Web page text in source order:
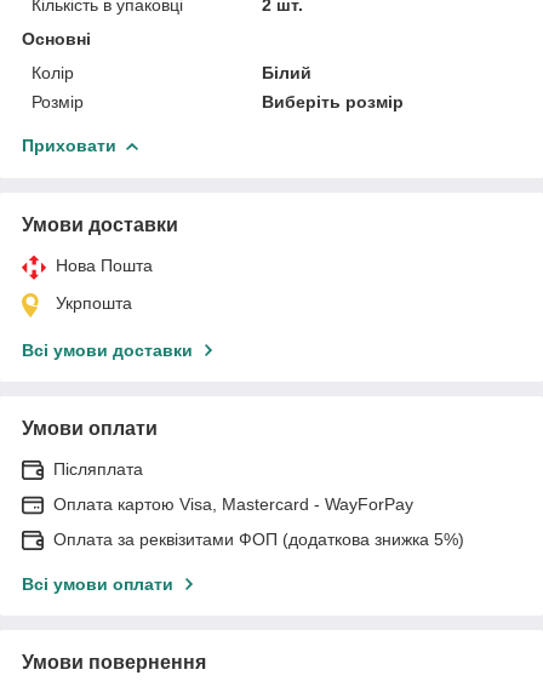
Кількість в упаковці
2 шт.
Основні
Колір
Білий
Розмір
Виберіть розмір
Приховати
Умови доставки
Нова Пошта
Укрпошта
Всі умови доставки
Умови оплати
Післяплата
Оплата картою Visa, Mastercard - WayForPay
Оплата за реквізитами ФОП (додаткова знижка 5%)
Всі умови оплати
Умови повернення